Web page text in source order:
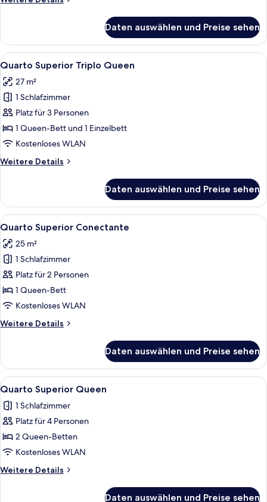
Superior
Queen
Acessível
Daten auswählen und Preise sehen
Alle
Fotos
für
Quarto
Superior
Triplo
Queen
Ein Hotelzimmer mit zwei Betten,
5
Quarto Superior Triplo Queen
27 m²
1 Schlafzimmer
Platz für 3 Personen
1 Queen-Bett und 1 Einzelbett
Kostenloses WLAN
Weitere Details
Weitere
Superior
Triplo
Queen
Daten auswählen und Preise sehen
Alle
Fotos
für
Quarto
Superior
Conectante
anzeigen
Ein Hotelzimmer mit Bett,
5
Quarto Superior Conectante
25 m²
1 Schlafzimmer
Platz für 2 Personen
1 Queen-Bett
Kostenloses WLAN
Weitere Details
Weitere
Superior
Conectante
Daten auswählen und Preise sehen
Alle
Fotos
für
Quarto
Superior
Queen
anzeigen
Ein Hotelzimmer mit zwei Betten,
4
Quarto Superior Queen
1 Schlafzimmer
Platz für 4 Personen
2 Queen-Betten
Kostenloses WLAN
Weitere Details
Weitere
Daten auswählen und Preise sehen